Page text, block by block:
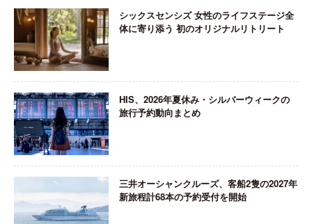
シックスセンシズ 女性のライフステージ全
体に寄り添う 初のオリジナルリトリート
HIS、2026年夏休み・シルバーウィークの
旅行予約動向まとめ
三井オーシャンクルーズ、客船2隻の2027年
新旅程計68本の予約受付を開始